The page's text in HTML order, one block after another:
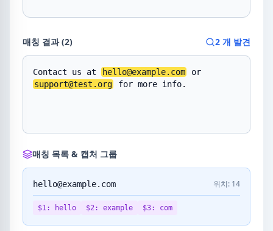
매칭 결과 (2) 2 개 발견
Contact us at hello@example.com
support@test.org
for more info.
매칭 목록 & 캡처 그룹
hello@example.com 위치: 14
$1: hello $2: example $3: com